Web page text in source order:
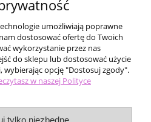
Pomoc
konto
umożliwiają poprawne
dostosować ofertę do Twoich
wykorzystanie przez nas
do sklepu lub dostosować użycie
wybierając opcję "Dostosuj zgody".
w naszej Polityce
tylko niezbędne